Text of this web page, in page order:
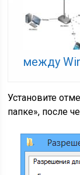
между
Установите
папке», после